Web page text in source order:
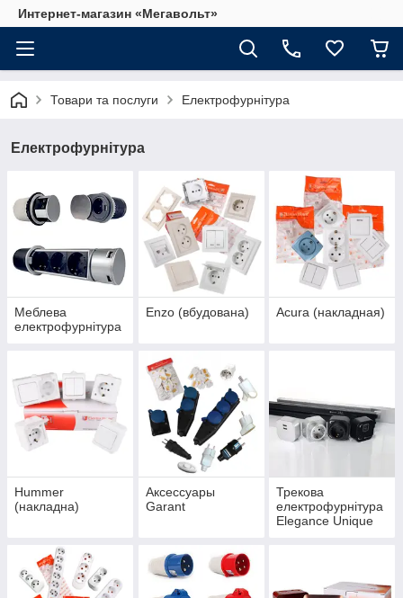
Интернет-магазин «Мегавольт»
Товари та послуги Електрофурнітура
Електрофурнітура
Меблева
електрофурнітура
Enzo (вбудована) Acura (накладная)
Hummer
(накладна)
Аксессуары
Garant
Трекова
електрофурнітура
Elegance Unique